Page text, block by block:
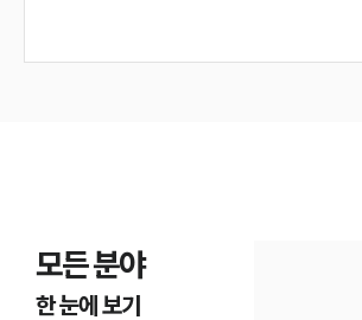
모든 분야
한 눈에 보기